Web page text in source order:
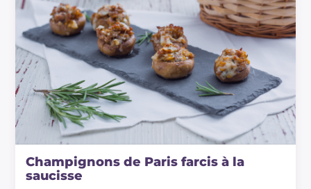
Champignons de Paris farcis à la
saucisse